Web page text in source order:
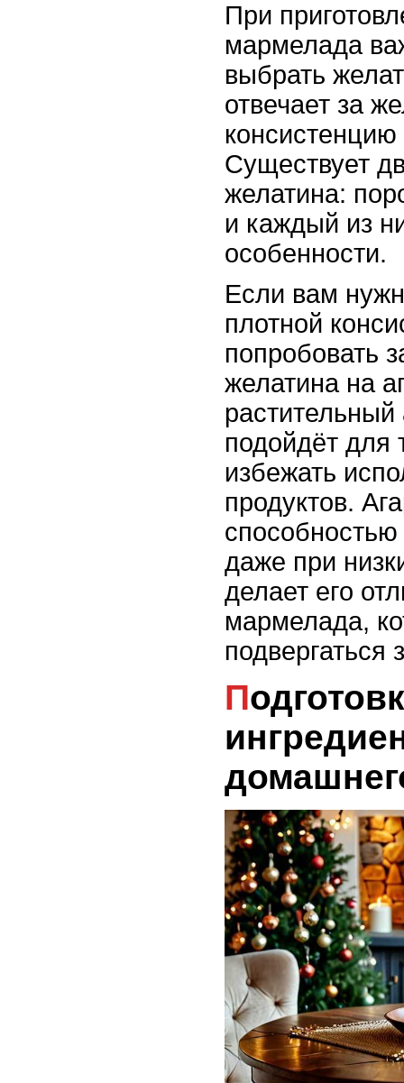
При
мармелада
выбрать
отвечает за
Существует
желатина:
и каждый из
особенности.
Если вам
плотной
попробовать
желатина на
подойдёт для
избежать
продуктов.
способностью
даже при
делает его
мармелада,
подвергаться
Подготовка